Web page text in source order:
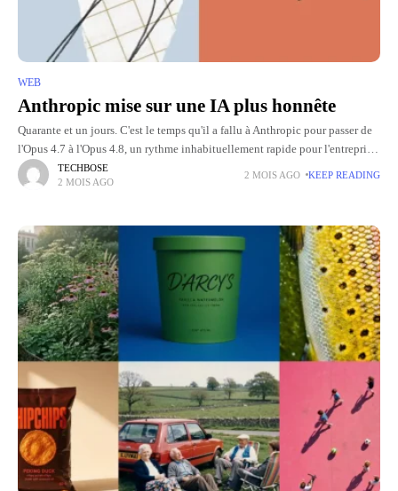
WEB
Anthropic mise sur une IA plus honnête
Quarante et un jours. C'est le temps qu'il a fallu à Anthropic pour passer de
l'Opus 4.7 à l'Opus 4.8, un rythme inhabituellement rapide pour l'entreprise.
Il faut dire que
TECHBOSE
2 MOIS AGO
2 MOIS AGO KEEP READING